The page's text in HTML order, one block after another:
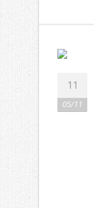
11
05/11